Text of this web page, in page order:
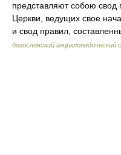
представляют собою
Церкви, ведущих свое
и свод правил,
богословский энциклопедический